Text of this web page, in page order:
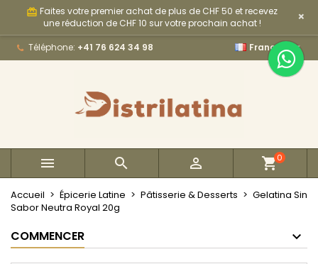
card_giftcard Faites votre premier achat de plus de CHF 50 et recevez
une réduction de CHF 10 sur votre prochain achat !
×
Téléphone: +41 76 624 34 98 Français 
   0
Accueil Épicerie Latine Pâtisserie & Desserts
Gelatina Sin
Sabor Neutra Royal 20g
COMMENCER
My wishlists ×
add_circle_outline Create new list
Créer une liste d'envies ×
Connexion ×
Vous devez être connecté pour ajouter des produits
Annuler Connexion